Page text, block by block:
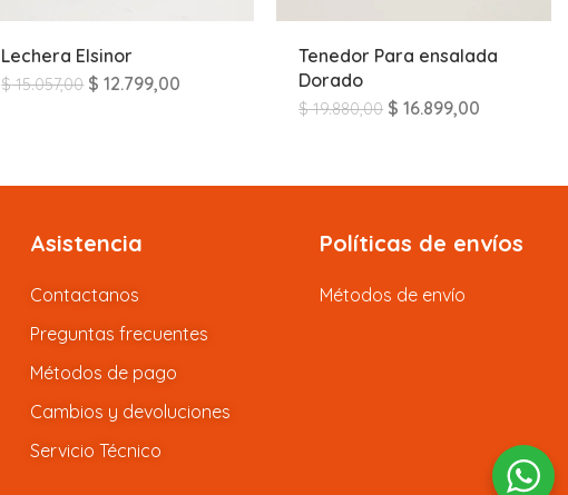
Lechera Elsinor
$15.057,00 $ 12.799,00
Tenedor Para ensalada
Dorado
$19.880,00 $ 16.899,00
Asistencia
Contactanos
Preguntas frecuentes
Métodos de pago
Cambios y devoluciones
Servicio Técnico
Políticas de envíos
Métodos de envío